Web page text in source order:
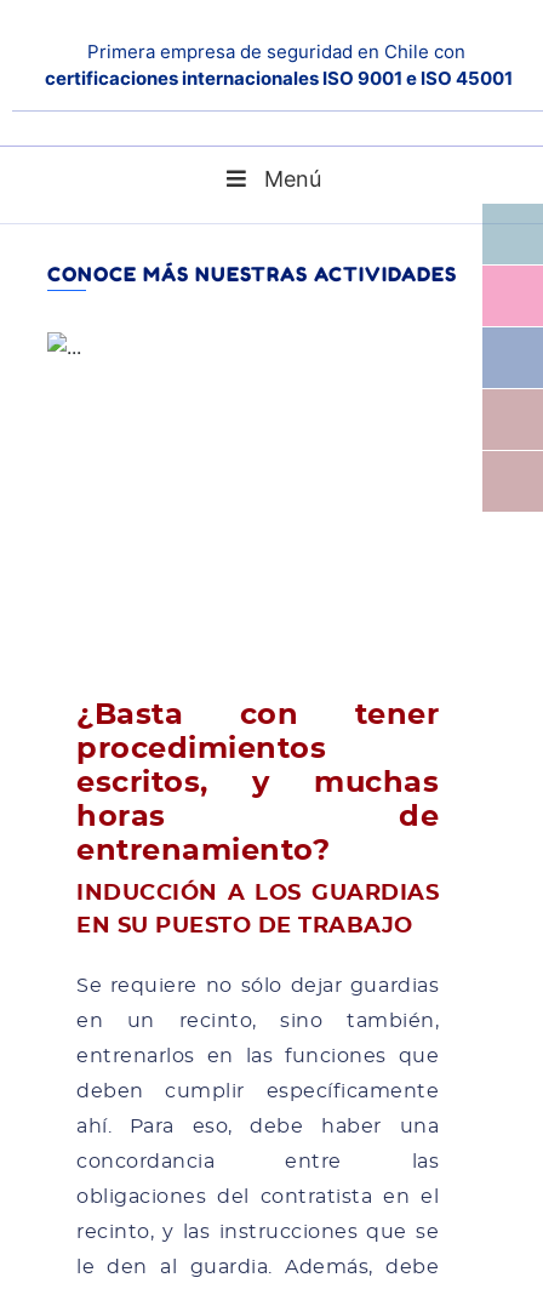
Primera empresa de seguridad en Chile con
certificaciones internacionales ISO 9001 e ISO 45001
Menú
CONOCE MÁS NUESTRAS ACTIVIDADES
¿Basta con tener
procedimientos
escritos, y muchas
horas de
entrenamiento?
INDUCCIÓN A LOS GUARDIAS
EN SU PUESTO DE TRABAJO
Se requiere no sólo dejar guardias
en un recinto, sino también,
entrenarlos en las funciones que
deben cumplir específicamente
ahí. Para eso, debe haber una
concordancia entre las
obligaciones del contratista en el
recinto, y las instrucciones que se
le den al guardia. Además, debe